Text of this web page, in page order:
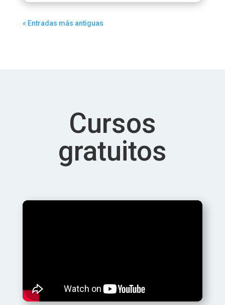
« Entradas más antiguas
Cursos
gratuitos